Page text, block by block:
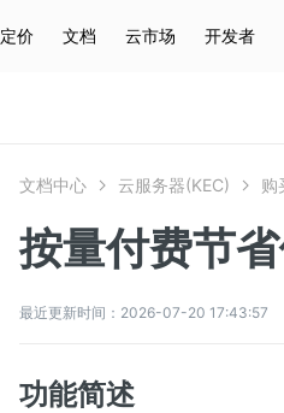
定价 文档 云市场 开发者
文档中心 云服务器(KEC) 购
按量付费节
最近更新时间：2026-07-20 17:43:57
功能简述